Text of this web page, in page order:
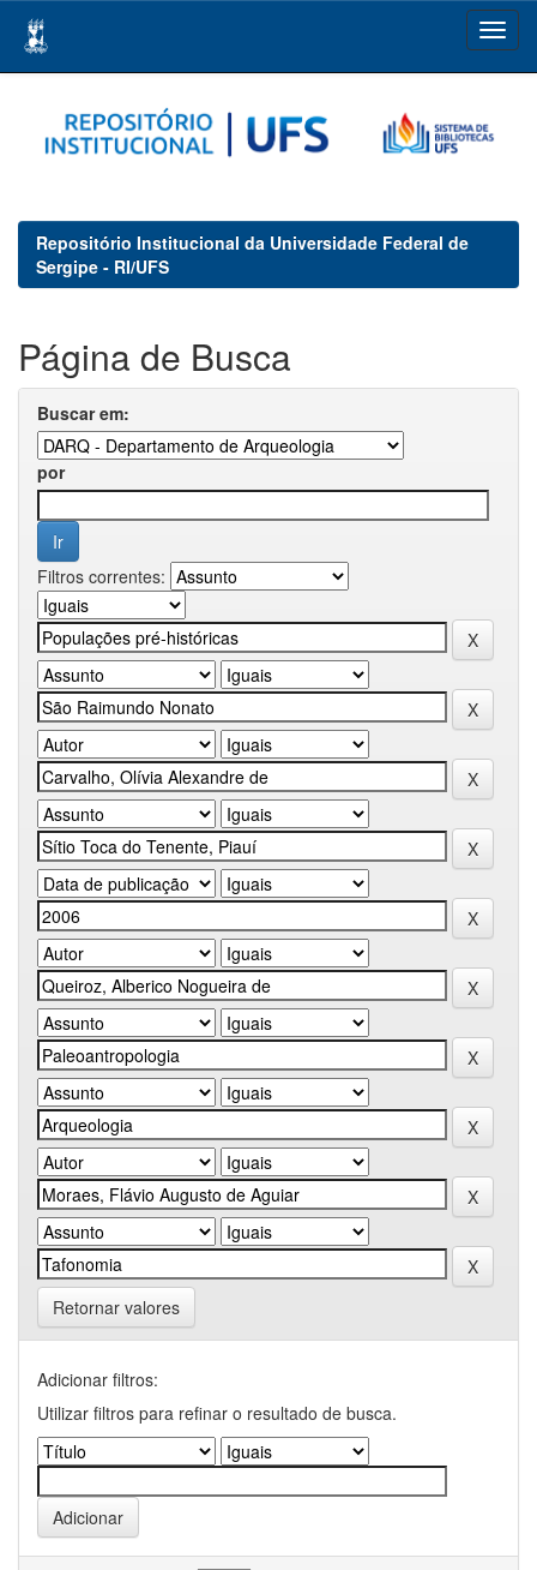
navigation
Repositório Institucional da Universidade Federal de
Sergipe - RI/UFS
Página de Busca
Buscar em:
por
Filtros correntes:
Retornar valores
Adicionar filtros:
Utilizar filtros para refinar o resultado de busca.